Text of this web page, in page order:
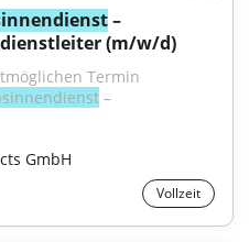
–
(m/w/d)
Termin
–
GmbH
Vollzeit